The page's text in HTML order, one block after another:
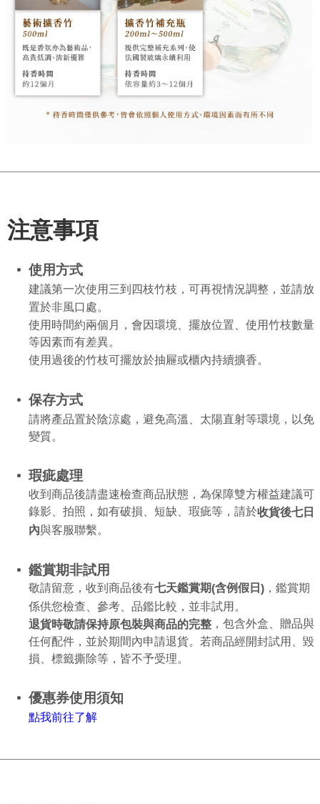
注意事項
使用方式
建議第一次使用三到四枝竹枝，可再視情況調整，並請放
置於非風口處。
使用時間約兩個月，會因環境、擺放位置、使用竹枝數量
等因素而有差異。
使用過後的竹枝可擺放於抽屜或櫃內持續擴香。
保存方式
請將產品置於陰涼處，避免高溫、太陽直射等環境，以免
變質。
瑕疵處理
收到商品後請盡速檢查商品狀態，為保障雙方權益建議可
錄影、拍照，如有破損、短缺、瑕疵等，請於收貨後七日
內與客服聯繫。
鑑賞期非試用
敬請留意，收到商品後有七天鑑賞期(含例假日 ) ，鑑賞期
係供您檢查、參考、品鑑比較，並非試用。
退貨時敬請保持原包裝與商品的完整 ，包含外盒、贈品與
任何配件，並於期間內申請退貨。若商品經開封試用、毀
損、標籤撕除等，皆不予受理。
優惠券使用須知
點我前往了解